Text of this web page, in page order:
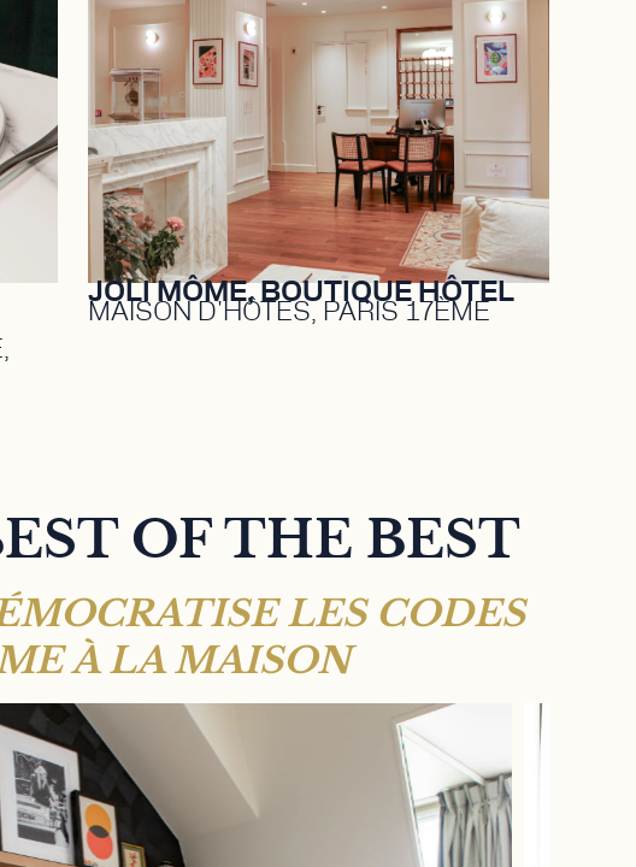
Plus qu’un boutique-hôtel, Joli Môme
est une véritable maison où l’on
prend le temps de vivre. Chaque
séjour devient une parenthèse, une
bulle de douceur au cœur des
Batignolles.
DÉCOUVRIR
JOLI MÔME, BOUTIQUE HÔTEL
OF THE BEST
LES CODES
À LA MAISON